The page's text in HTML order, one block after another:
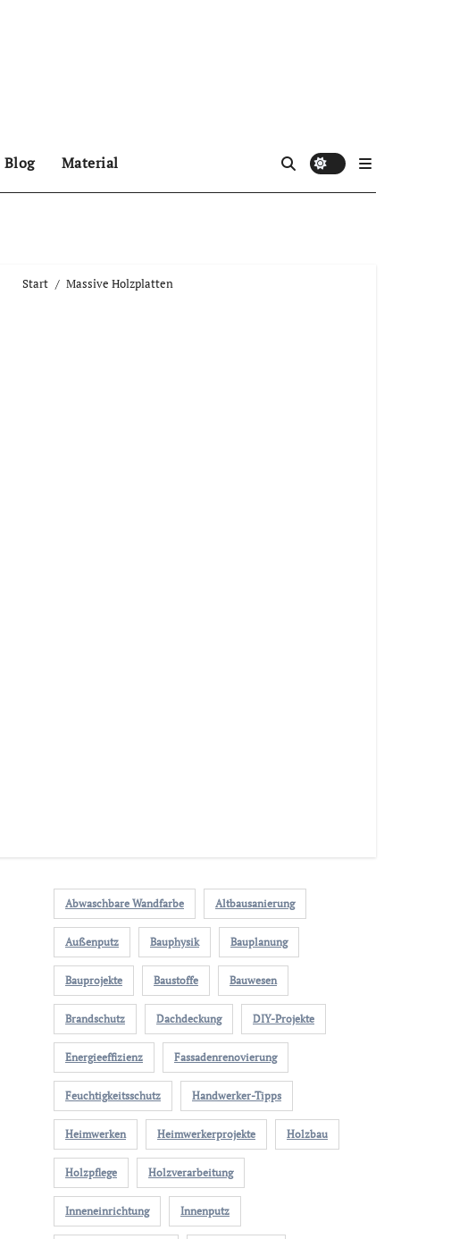
Blog Material
Start Massive Holzplatten
Abwaschbare Wandfarbe Altbausanierung
Außenputz Bauphysik Bauplanung
Bauprojekte Baustoffe Bauwesen
Brandschutz Dachdeckung DIY-Projekte
Energieeffizienz Fassadenrenovierung
Feuchtigkeitsschutz Handwerker-Tipps
Heimwerken Heimwerkerprojekte Holzbau
Holzpflege Holzverarbeitung
Inneneinrichtung Innenputz